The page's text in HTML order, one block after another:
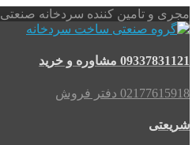
مجری و تامین کننده سردخانه صنعتی
09337831121 مشاوره و خرید
02177615918 دفتر فروش
شریعتی